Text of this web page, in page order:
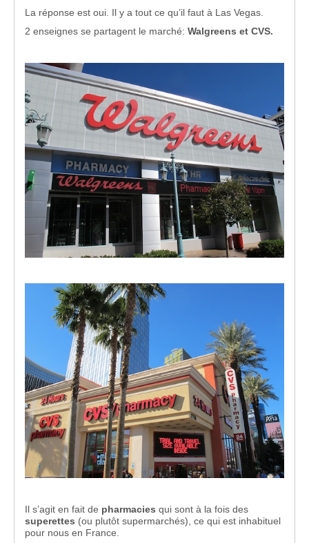
La réponse est oui. Il y a tout ce qu’il faut à Las Vegas.
2 enseignes se partagent le marché: Walgreens et CVS.
Il s’agit en fait de pharmacies qui sont à la fois des
superettes (ou plutôt supermarchés), ce qui est inhabituel
pour nous en France.